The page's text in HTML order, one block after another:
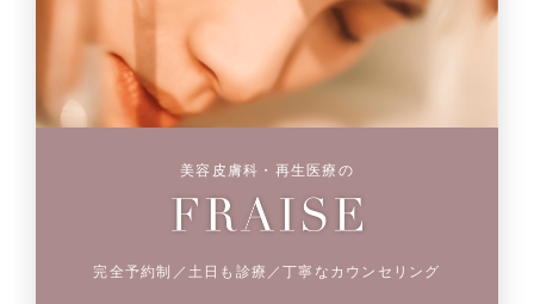
美容皮膚科・再生医療の
完全予約制／土日も診療／丁寧なカウンセリング